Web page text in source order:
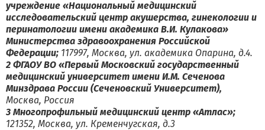
учреждение «Национальный медицинский
исследовательский центр акушерства, гинекологии и
перинатологии имени академика В.И. Кулакова»
Министерства здравоохранения Российской
Федерации; 117997, Москва, ул. академика Опарина, д.4.
2 ФГАОУ ВО «Первый Московский государственный
медицинский университет имени И.М. Сеченова
Минздрава России (Сеченовский Университет),
Москва, Россия
3 Многопрофильный медицинский центр «Атлас»;
121352, Москва, ул. Кременчугская, д.3